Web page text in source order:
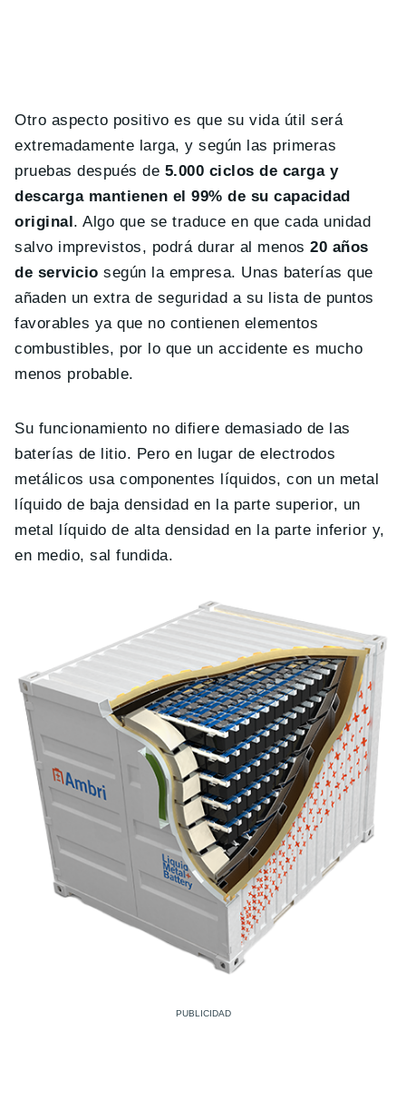
Otro aspecto positivo es que su vida útil será
extremadamente larga, y según las primeras
pruebas después de 5.000 ciclos de carga y
descarga mantienen el 99% de su capacidad
original. Algo que se traduce en que cada unidad
salvo imprevistos, podrá durar al menos20 años
de servicio según la empresa. Unas baterías que
añaden un extra de seguridad a su lista de puntos
favorables ya que no contienen elementos
combustibles, por lo que un accidente es mucho
menos probable.
Su funcionamiento no difiere demasiado de las
baterías de litio. Pero en lugar de electrodos
metálicos usa componentes líquidos, con un metal
líquido de baja densidad en la parte superior, un
metal líquido de alta densidad en la parte inferior y,
en medio, sal fundida.